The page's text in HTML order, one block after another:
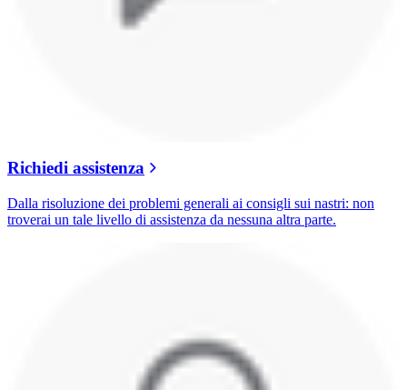
Richiedi assistenza
Dalla risoluzione dei problemi generali ai consigli sui nastri: non
troverai un tale livello di assistenza da nessuna altra parte.